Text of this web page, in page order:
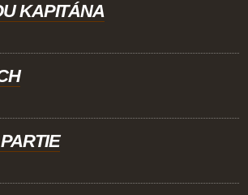
KAPITÁNA